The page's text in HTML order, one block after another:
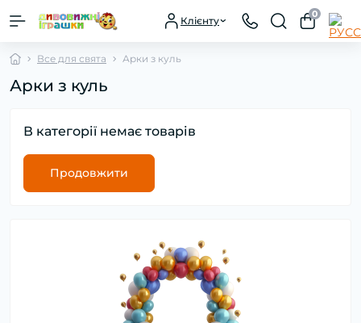
Клієнту
0
Все для свята Арки з куль
Арки з куль
В категорії немає товарів
Продовжити